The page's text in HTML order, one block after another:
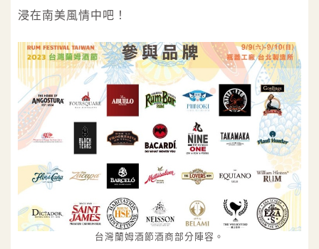
浸在南美風情中吧！
台灣蘭姆酒節酒商部分陣容。